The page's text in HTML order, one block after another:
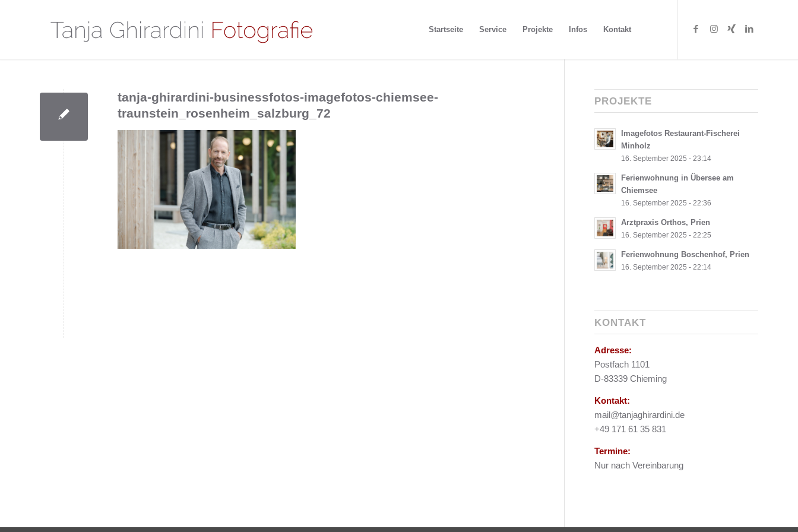
Startseite Service Projekte Infos Kontakt
tanja-ghirardini-businessfotos-imagefotos-chiemsee-
traunstein_rosenheim_salzburg_72
PROJEKTE
Imagefotos Restaurant-Fischerei
Minholz
16. September 2025 - 23:14
Ferienwohnung in Übersee am
Chiemsee
16. September 2025 - 22:36
Arztpraxis Orthos, Prien
16. September 2025 - 22:25
Ferienwohnung Boschenhof, Prien
16. September 2025 - 22:14
KONTAKT
Adresse:
Postfach 1101
D-83339 Chieming
Kontakt:
mail@tanjaghirardini.de
+49 171 61 35 831
Termine:
Nur nach Vereinbarung